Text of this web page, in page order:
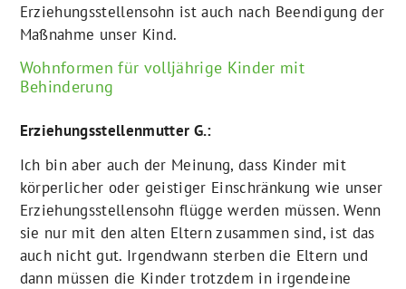
Erziehungsstellensohn ist auch nach Beendigung der
Maßnahme unser Kind.
Wohnformen für volljährige Kinder mit
Behinderung
Erziehungsstellenmutter G.:
Ich bin aber auch der Meinung, dass Kinder mit
körperlicher oder geistiger Einschränkung wie unser
Erziehungsstellensohn flügge werden müssen. Wenn
sie nur mit den alten Eltern zusammen sind, ist das
auch nicht gut. Irgendwann sterben die Eltern und
dann müssen die Kinder trotzdem in irgendeine